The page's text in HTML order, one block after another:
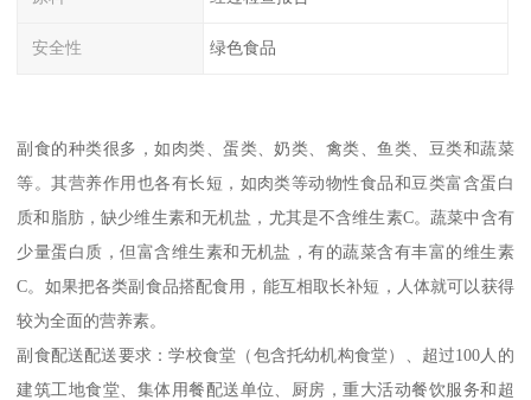
安全性 绿色食品
副食的种类很多，如肉类、蛋类、奶类、禽类、鱼类、豆类和蔬菜
等。其营养作用也各有长短，如肉类等动物性食品和豆类富含蛋白
质和脂肪，缺少维生素和无机盐，尤其是不含维生素C。蔬菜中含有
少量蛋白质，但富含维生素和无机盐，有的蔬菜含有丰富的维生素
C。如果把各类副食品搭配食用，能互相取长补短，人体就可以获得
较为全面的营养素。
副食配送配送要求：学校食堂（包含托幼机构食堂）、超过100人的
建筑工地食堂、集体用餐配送单位、厨房，重大活动餐饮服务和超